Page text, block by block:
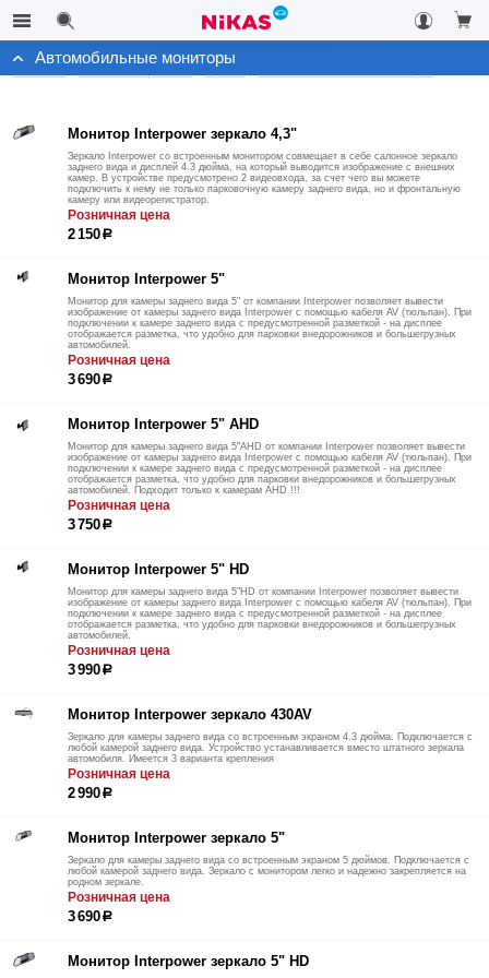
Архив
Автомобильные мониторы
Монитор Interpower зеркало 4,3"
Зеркало Interpower со встроенным монитором совмещает в себе салонное зеркало
заднего вида и дисплей 4.3 дюйма, на который выводится изображение с внешних
камер. В устройстве предусмотрено 2 видеовхода, за счет чего вы можете
подключить к нему не только парковочную камеру заднего вида, но и фронтальную
камеру или видеорегистратор.
Розничная цена
2 150р
Монитор Interpower 5"
Монитор для камеры заднего вида 5" от компании Interpower позволяет вывести
изображение от камеры заднего вида Interpower с помощью кабеля AV (тюльпан). При
подключении к камере заднего вида с предусмотренной разметкой - на дисплее
отображается разметка, что удобно для парковки внедорожников и большегрузных
автомобилей.
Розничная цена
3 690р
Монитор Interpower 5" AHD
Монитор для камеры заднего вида 5"AHD от компании Interpower позволяет вывести
изображение от камеры заднего вида Interpower с помощью кабеля AV (тюльпан). При
подключении к камере заднего вида с предусмотренной разметкой - на дисплее
отображается разметка, что удобно для парковки внедорожников и большегрузных
автомобилей. Подходит только к камерам AHD !!!
Розничная цена
3 750р
Монитор Interpower 5" HD
Монитор для камеры заднего вида 5"HD от компании Interpower позволяет вывести
изображение от камеры заднего вида Interpower с помощью кабеля AV (тюльпан). При
подключении к камере заднего вида с предусмотренной разметкой - на дисплее
отображается разметка, что удобно для парковки внедорожников и большегрузных
автомобилей.
Розничная цена
3 990р
Монитор Interpower зеркало 430AV
Зеркало для камеры заднего вида со встроенным экраном 4.3 дюйма. Подключается с
любой камерой заднего вида. Устройство устанавливается вместо штатного зеркала
автомобиля. Имеется 3 варианта крепления
Розничная цена
2 990р
Монитор Interpower зеркало 5"
Зеркало для камеры заднего вида со встроенным экраном 5 дюймов. Подключается с
любой камерой заднего вида. Зеркало с монитором легко и надежно закрепляется на
родном зеркале.
Розничная цена
3 690р
Монитор Interpower зеркало 5" HD